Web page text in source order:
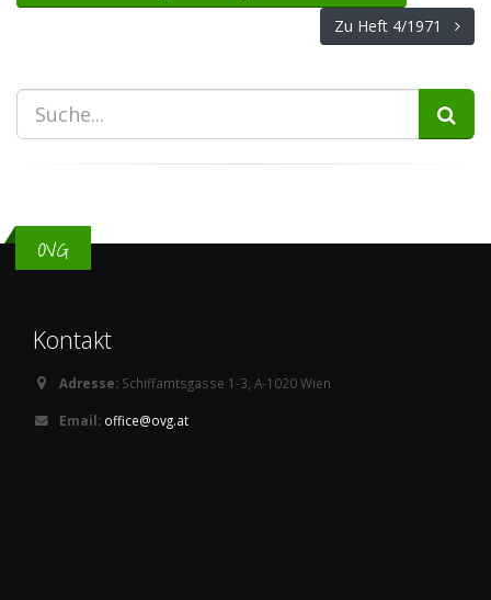
Zu Heft 4/1971
OVG
Kontakt
Adresse: Schiffamtsgasse 1-3, A-1020 Wien
Email: office@ovg.at